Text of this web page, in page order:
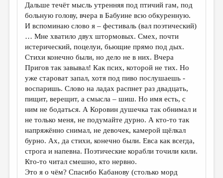
ОТДЕЛЫ И РУБРИКИ
ИЗБРАННОЕ
ДАЙДЖЕСТ
ПРОИЗВЕДЕНИЯ
ПЕРЕВОДЫ
КОНКУРСЫ
ДЕТСКАЯ КОМНАТА
КНИЖНАЯ ПОЛКА
ОБЗОР ЛИТЕРАТУРЫ
СТРАНИЦЫ ПАМЯТИ
Дальше течёт мысль утренняя под птичий гам, под
больную голову, вчера в Бабуине всю обкуренную.
И вспоминаю слово я – фестиваль (вал поэтический)
… Мне хватило двух штормовых. Смех, почти
истерический, поцелуи, бьющие прямо под дых.
Стихи конечно были, но дело не в них. Вчера
Пригов так завывал! Как псих, которой не тих. Но
уже староват запал, хотя под пиво послушаешь -
воспаришь. Слово на ладах распнет раз двадцать,
пищит, верещит, а смысла – шиш. Но имя есть, с
ним не бодаться. А Коровин душечка так обнимал и
не только меня, не подумайте дурно. А кто-то так
напряжённо снимал, не девочек, камерой щёлкал
бурно. Ах, да стихи, конечно были. Евса как всегда,
строга и напевна. Поэтические корабли точили кили.
Кто-то читал смешно, кто нервно.
Это я о чём? Спасибо Кабанову (столько морд